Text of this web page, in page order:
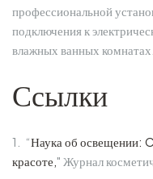
профессиональной
подключения к
влажных ванных комнатах.
Ссылки
1. “Наука об освещении:
красоте, " Журнал